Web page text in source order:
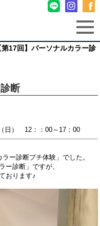
第17回】パーソナルカラー診
断
） 12：：00～17：00
ー診断プチ体験」でした。
ー診断」ですが、
おります♪